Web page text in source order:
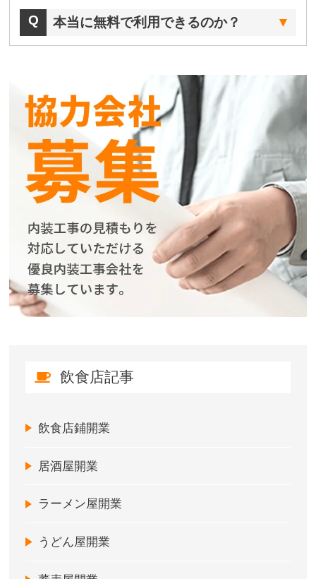
本当に無料で利用できるのか？
飲食店記事
飲食店鋪開業
居酒屋開業
ラーメン屋開業
うどん屋開業